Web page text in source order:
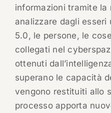
informazioni tramite la
analizzare dagli esseri
5.0, le persone, le
collegati nel
ottenuti
superano le capacità
vengono restituiti allo
processo apporta